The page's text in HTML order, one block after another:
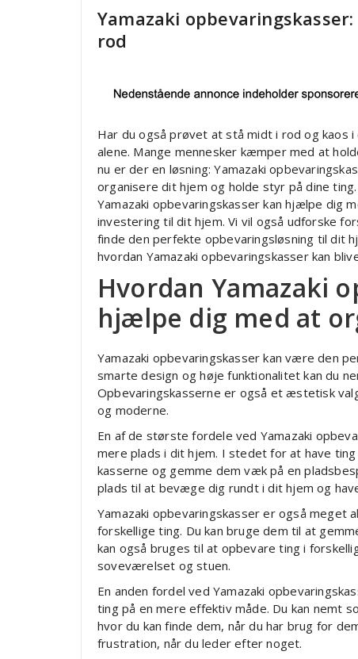
Yamazaki
rod
Har du også prøvet at stå midt i rod og kaos
alene. Mange mennesker kæmper med at
nu er der en løsning: Yamazaki
organisere dit hjem og holde styr på dine
Yamazaki opbevaringskasser kan hjælpe dig
investering til dit hjem. Vi vil også udforske
finde den perfekte opbevaringsløsning til dit
hvordan Yamazaki opbevaringskasser kan
Hvordan Yamazaki
hjælpe dig med at
Yamazaki opbevaringskasser kan være den
smarte design og høje funktionalitet kan du
Opbevaringskasserne er også et æstetisk
og moderne.
En af de største fordele ved Yamazaki
mere plads i dit hjem. I stedet for at have
kasserne og gemme dem væk på en
plads til at bevæge dig rundt i dit hjem og
Yamazaki opbevaringskasser er også meget
forskellige ting. Du kan bruge dem til at
kan også bruges til at opbevare ting i
soveværelset og stuen.
En anden fordel ved Yamazaki
ting på en mere effektiv måde. Du kan nemt
hvor du kan finde dem, når du har brug for
frustration, når du leder efter noget.